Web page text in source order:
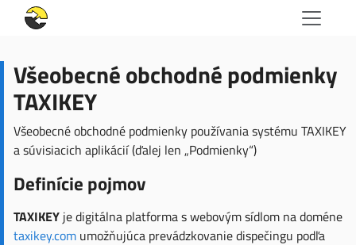
Všeobecné obchodné podmienky
TAXIKEY
Všeobecné obchodné podmienky používania systému TAXIKEY
a súvisiacich aplikácií (ďalej len „Podmienky“)
Definície pojmov
TAXIKEY je digitálna platforma s webovým sídlom na doméne
taxikey.com umožňujúca prevádzkovanie dispečingu podľa